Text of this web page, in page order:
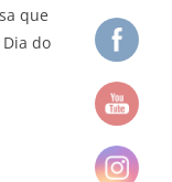
que
do